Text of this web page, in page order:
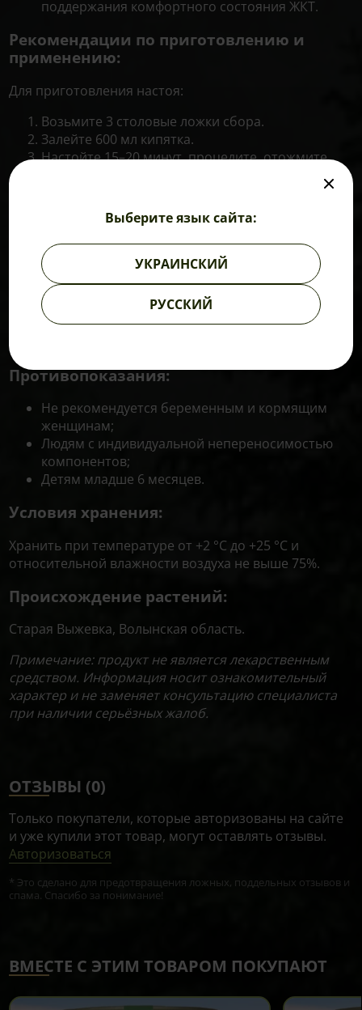
поддержания комфортного состояния ЖКТ.
Рекомендации по приготовлению и
применению:
Для приготовления настоя:
Возьмите 3 столовые ложки сбора.
Залейте 600 мл кипятка.
Настойте 15–20 минут, процедите, отожмите
Принимайте по 200 мл тёплого настоя трижды в
день после еды.
Перед употреблением настой следует взбалтывать.
Состав:
Цветки ромашки — 50%;
Трава зверобоя — 30%;
Противопоказания:
Не рекомендуется беременным и кормящим
женщинам;
Людям с индивидуальной непереносимостью
компонентов;
Детям младше 6 месяцев.
Условия хранения:
Хранить при температуре от +2 °C до +25 °C и
относительной влажности воздуха не выше 75%.
Происхождение растений:
Старая Выжевка, Волынская область.
Примечание: продукт не является лекарственным
средством. Информация носит ознакомительный
характер и не заменяет консультацию специалиста
при наличии серьёзных жалоб.
ОТЗЫВЫ (0)
Только покупатели, которые авторизованы на сайте
и уже купили этот товар, могут оставлять отзывы.
Авторизоваться
* Это сделано для предотвращения ложных, поддельных отзывов и
спама. Спасибо за понимание!
ВМЕСТЕ С ЭТИМ ТОВАРОМ ПОКУПАЮТ
Выберите язык сайта:
УКРАИНСКИЙ
РУССКИЙ